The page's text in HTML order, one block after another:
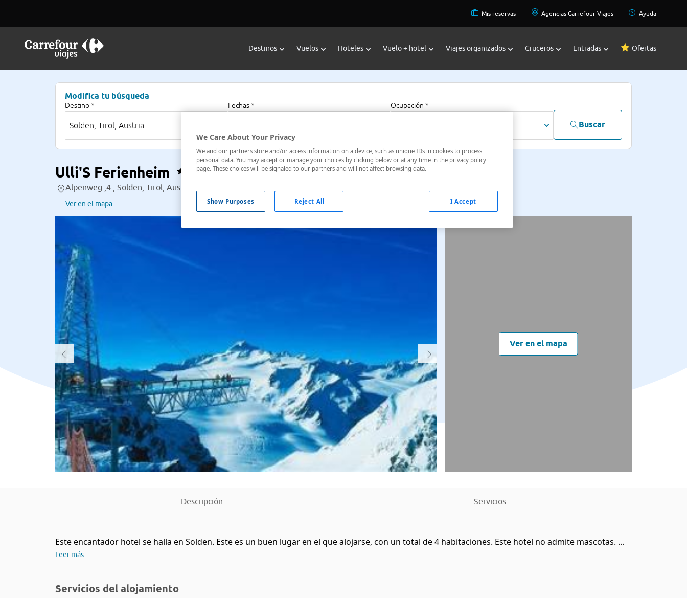
Mis reservas Agencias Carrefour Viajes Ayuda
Destinos Vuelos Hoteles Vuelo + hotel Viajes organizados Cruceros Entradas Ofertas
Modifica tu búsqueda
Destino * Fechas * Ocupación *
Buscar
Ulli'S Ferienheim
Alpenweg ,4 , Sölden, Tirol, Austria
Ver en el mapa
Ver en el mapa
Descripción Servicios
Este encantador hotel se halla en Solden. Este es un buen lugar en el que alojarse, con un total de 4 habitaciones. Este hotel no admite mascotas. ...
Leer más
Servicios del alojamiento
We Care About Your Privacy
We and our partners store and/or access information on a device, such as unique IDs in cookies to process
personal data. You may accept or manage your choices by clicking below or at any time in the privacy policy
page. These choices will be signaled to our partners and will not affect browsing data.
Show Purposes Reject All I Accept